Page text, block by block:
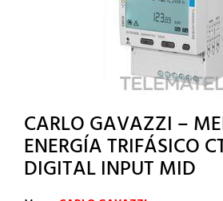
CARLO GAVAZZI –
ENERGÍA TRIFÁSICO
DIGITAL INPUT MID